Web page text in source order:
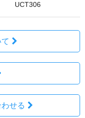
UCT306
せる